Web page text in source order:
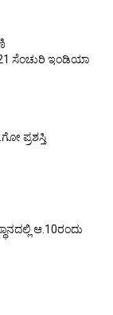
ಸೆಂಚುರಿ ಇಂಡಿಯಾ
ಪ್ರಶಸ್ತಿ
ಆ.10ರಂದು